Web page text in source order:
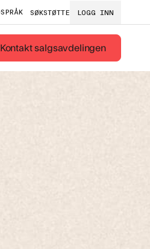
SPRÅK SØKSTØTTE LOGG INN
Kontakt salgsavdelingen